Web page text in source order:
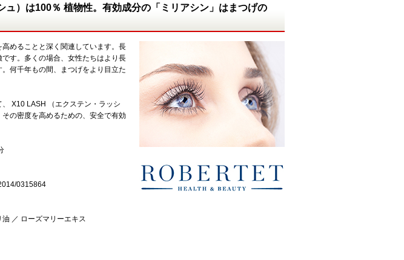
）は100％ 植物性。有効成分の「ミリアシン」はまつげの
めることと深く関連しています。長
す。多くの場合、女性たちはより長
何千年もの間、まつげをより目立た
X10 LASH （エクステン・ラッシ
の密度を高めるための、安全で有効
0315864
／ ローズマリーエキス